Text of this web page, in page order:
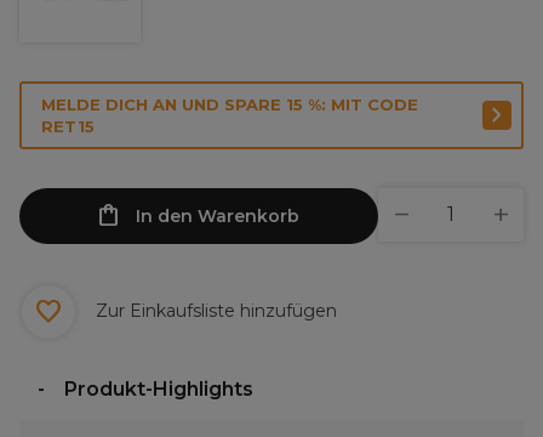
MELDE DICH AN UND SPARE 15 %: MIT CODE
RET15
In den Warenkorb
Zur Einkaufsliste hinzufügen
Produkt-Highlights